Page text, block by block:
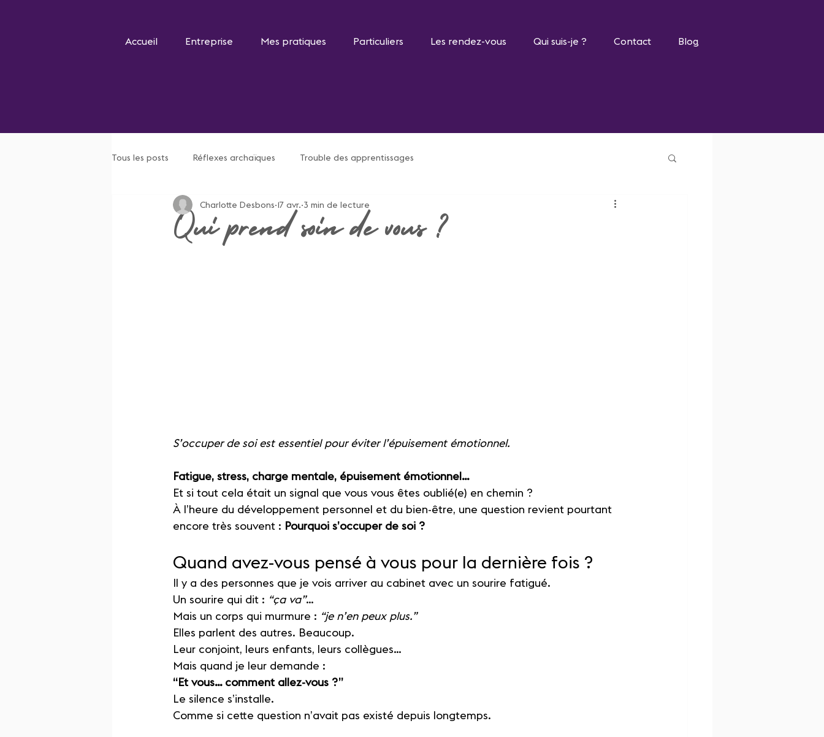
Accueil Entreprise Mes pratiques Particuliers Les rendez-vous Qui suis-je ? Contact Blog
Tous les posts Réflexes archaïques Trouble des apprentissages
Qui prend soin de vous ?
Charlotte Desbons 17 avr. 3 min de lecture
S’occuper de soi est essentiel pour éviter l’épuisement émotionnel.
Fatigue, stress, charge mentale, épuisement émotionnel…
Et si tout cela était un signal que vous vous êtes oublié(e) en chemin ?
À l’heure du développement personnel et du bien-être, une question revient pourtant
encore très souvent : Pourquoi s’occuper de soi ?
Quand avez-vous pensé à vous pour la dernière fois ?
Il y a des personnes que je vois arriver au cabinet avec un sourire fatigué.
Un sourire qui dit : “ça va”…
Mais un corps qui murmure : “je n’en peux plus.”
Elles parlent des autres. Beaucoup.
Leur conjoint, leurs enfants, leurs collègues…
Mais quand je leur demande :
“Et vous… comment allez-vous ?”
Le silence s’installe.
Comme si cette question n’avait pas existé depuis longtemps.